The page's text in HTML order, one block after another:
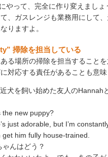
やって、完全に作り変えましょ
、ガスレンジも業務用にして
りますよ。
掃除を担当している
る場所の掃除を担当すること
対応する責任があることも意味
犬を飼い始めた友人のHannah
the new puppy?
just adorable, but I’m
get him fully house-trained.
ゃんはどう？